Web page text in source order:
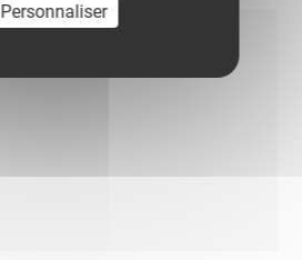
Personnaliser